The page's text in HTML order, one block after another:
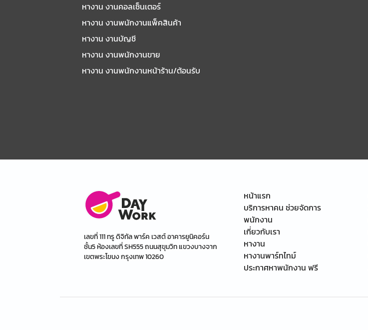
หางาน งานคอลเซ็นเตอร์
หางาน งานพนักงานแพ็คสินค้า
หางาน งานบัญชี
หางาน งานพนักงานขาย
หางาน งานพนักงานหน้าร้าน/ต้อนรับ
เลขที่ 111 ทรู ดิจิทัล พาร์ค เวสต์ อาคารยูนิคอร์น
ชั้น5 ห้องเลขที่ SH555 ถนนสุขุมวิท แขวงบางจาก
เขตพระโขนง กรุงเทพ 10260
หน้าแรก
บริการหาคน ช่วยจัดการ
พนักงาน
เกี่ยวกับเรา
หางาน
หางานพาร์ทไทม์
ประกาศหาพนักงาน ฟรี